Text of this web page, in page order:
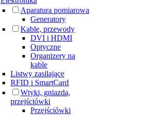
Aparatura pomiarowa
Generatory
Kable, przewody
DVI i HDMI
Optyczne
Organizery na
kable
Listwy zasilające
RFID i SmartCard
Wtyki, gniazda,
przejściówki
Przejściówki